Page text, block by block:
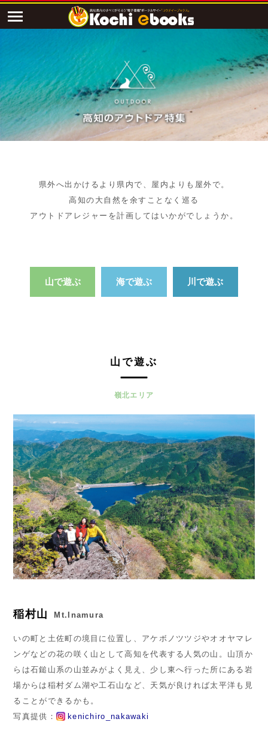
県外へ出かけるより県内で、屋内よりも屋外で。
高知の大自然を余すことなく巡る
アウトドアレジャーを計画してはいかがでしょうか。
山で遊ぶ 海で遊ぶ 川で遊ぶ
山で遊ぶ
嶺北エリア
稲村山 Mt.Inamura
いの町と土佐町の境目に位置し、アケボノツツジやオオヤマレ
ンゲなどの花の咲く山として高知を代表する人気の山。山頂か
らは石鎚山系の山並みがよく見え、少し東へ行った所にある岩
場からは稲村ダム湖や工石山など、天気が良ければ太平洋も見
ることができるかも。
写真提供：
kenichiro_nakawaki